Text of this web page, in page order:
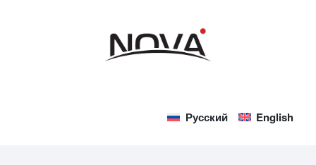
Русский English